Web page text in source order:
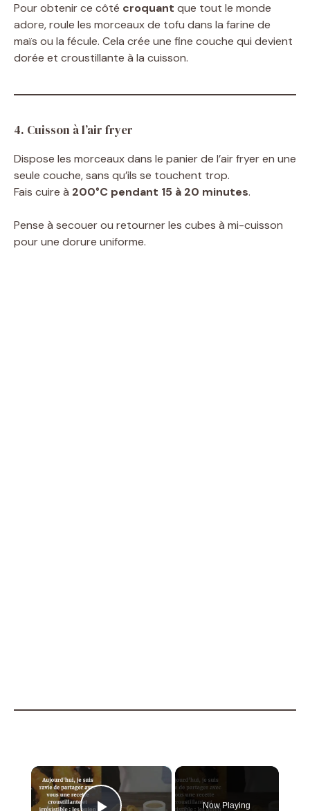
Pour obtenir ce côté croquant que tout le monde
adore, roule les morceaux de tofu dans la farine de
maïs ou la fécule. Cela crée une fine couche qui devient
dorée et croustillante à la cuisson.
4. Cuisson à l’air fryer
Dispose les morceaux dans le panier de l’air fryer en une
seule couche, sans qu’ils se touchent trop.
Fais cuire à 200°C pendant 15 à 20 minutes.
Pense à secouer ou retourner les cubes à mi-cuisson
pour une dorure uniforme.
×
Now Playing